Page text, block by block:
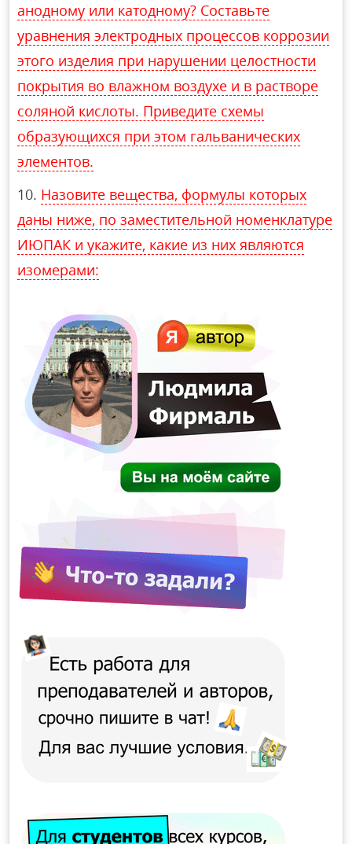
анодному или катодному? Составьте
уравнения электродных процессов коррозии
этого изделия при нарушении целостности
покрытия во влажном воздухе и в растворе
соляной кислоты. Приведите схемы
образующихся при этом гальванических
элементов.
Назовите вещества, формулы которых
даны ниже, по заместительной номенклатуре
ИЮПАК и укажите, какие из них являются
изомерами: